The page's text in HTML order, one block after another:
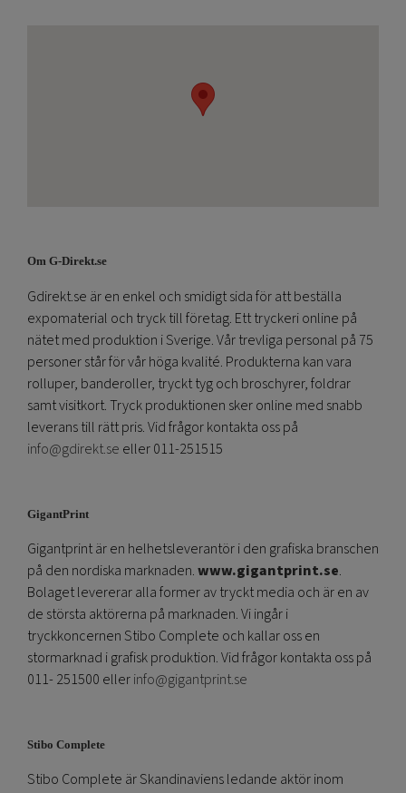
Om G-Direkt.se
Gdirekt.se är en enkel och smidigt sida för att beställa
expomaterial och tryck till företag. Ett tryckeri online på
nätet med produktion i Sverige. Vår trevliga personal på 75
personer står för vår höga kvalité. Produkterna kan vara
rolluper, banderoller, tryckt tyg och broschyrer, foldrar
samt visitkort. Tryck produktionen sker online med snabb
leverans till rätt pris. Vid frågor kontakta oss på
info@gdirekt.se eller 011-251515
GigantPrint
Gigantprint är en helhetsleverantör i den grafiska branschen
på den nordiska marknaden.www.gigantprint.se.
Bolaget levererar alla former av tryckt media och är en av
de största aktörerna på marknaden. Vi ingår i
tryckkoncernen Stibo Complete och kallar oss en
stormarknad i grafisk produktion. Vid frågor kontakta oss på
011- 251500 ellerinfo@gigantprint.se
Stibo Complete
Stibo Complete är Skandinaviens ledande aktör inom